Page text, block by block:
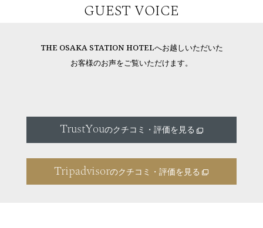
GUEST VOICE
THE OSAKA STATION HOTELへお越しいただいた
お客様のお声をご覧いただけます。
TrustYouのクチコミ・評価を見る
Tripadvisorのクチコミ・評価を見る